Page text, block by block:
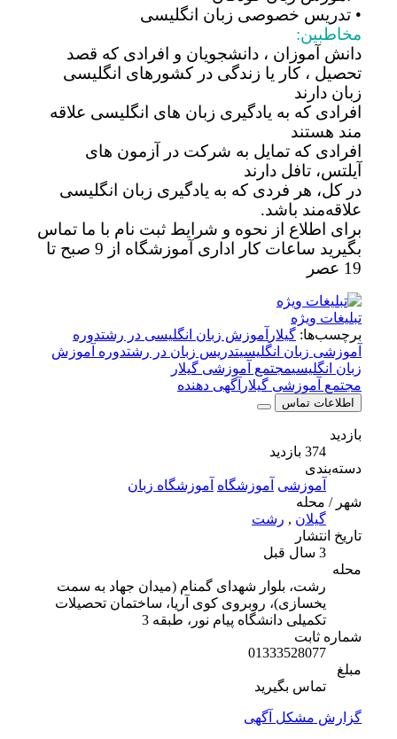
• تدریس خصوصی زبان انگلیسی
مخاطبین:
دانش آموزان ، دانشجویان و افرادی که قصد
تحصیل ، کار یا زندگی در کشورهای انگلیسی
زبان دارند
افرادی که به یادگیری زبان های انگلیسی علاقه
مند هستند
افرادی که تمایل به شرکت در آزمون های
آیلتس، تافل دارند
در کل، هر فردی که به یادگیری زبان انگلیسی
علاقه‌مند باشد.
برای اطلاع از نحوه و شرایط ثبت نام با ما تماس
بگیرید ساعات کار اداری آموزشگاه از 9 صبح تا
تبلیغات ویژه
برچسب‌ها:گیلار آموزش زبان انگلیسی در رشت دوره
آموزشی زبان انگلیسیتدریس زبان در رشت دوره آموزش
زبان انگلیسیمجتمع آموزشی گیلار
مجتمع آموزشی گیلار آگهی دهنده
اطلاعات تماس
دسته‌بندی
آموزشی آموزشگاه آموزشگاه زبان
شهر / محله
,رشت
تاریخ انتشار
رشت، بلوار شهدای گمنام (میدان جهاد به سمت
یخسازی)، روبروی کوی آریا، ساختمان تحصیلات
تکمیلی دانشگاه پیام نور، طبقه 3
شماره ثابت
01333528077
تماس بگیرید
گزارش مشکل آگهی